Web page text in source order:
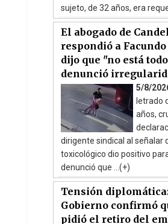
sujeto, de 32 años, era
El abogado de
respondió a
dijo que "no está
denunció
5/8/
letrado
años,
dirigente sindical al señalar
toxicológico dio positivo
denunció que ...(+)
Tensión
Gobierno confirmó
pidió el retiro del